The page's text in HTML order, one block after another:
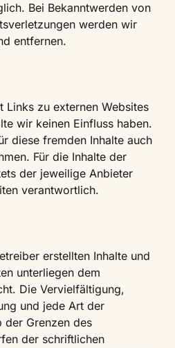
Bei Bekanntwerden von
werden wir
entfernen.
Links zu externen Websites
wir keinen Einfluss haben.
diese fremden Inhalte auch
Für die Inhalte der
der jeweilige Anbieter
verantwortlich.
erstellten Inhalte und
unterliegen dem
Die Vervielfältigung,
und jede Art der
der Grenzen des
der schriftlichen